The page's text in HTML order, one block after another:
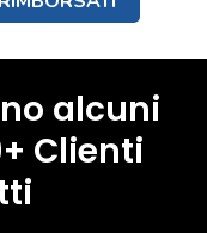
alcuni
Clienti